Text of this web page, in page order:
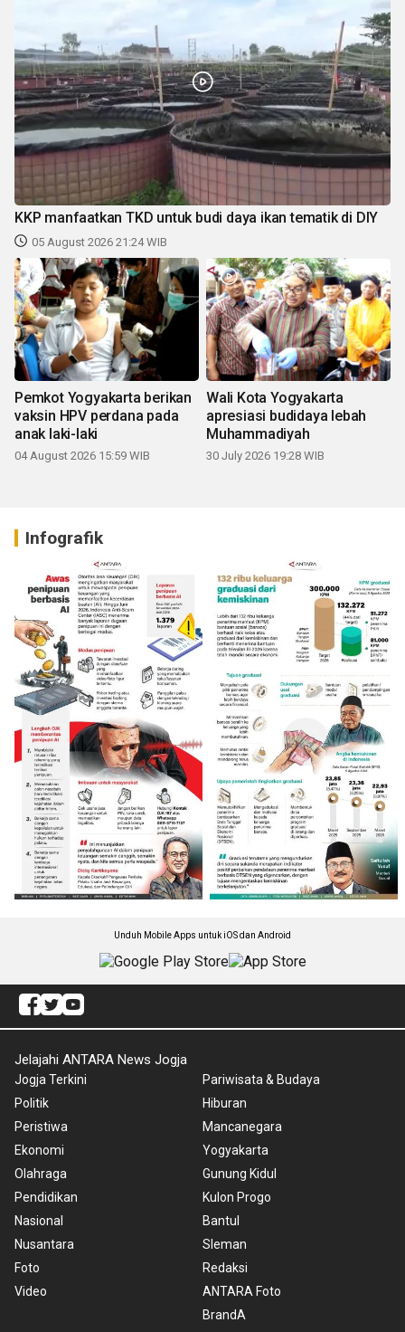
KKP manfaatkan TKD untuk budi daya ikan tematik di DIY
05 August 2026 21:24 WIB
Pemkot Yogyakarta berikan
vaksin HPV perdana pada
anak laki-laki
04 August 2026 15:59 WIB
Wali Kota Yogyakarta
apresiasi budidaya lebah
Muhammadiyah
30 July 2026 19:28 WIB
Infografik
Unduh Mobile Apps untuk iOS dan Android
Jelajahi ANTARA News Jogja
Jogja Terkini
Politik
Peristiwa
Ekonomi
Olahraga
Pendidikan
Nasional
Nusantara
Foto
Video
Pariwisata & Budaya
Hiburan
Mancanegara
Yogyakarta
Gunung Kidul
Kulon Progo
Bantul
Sleman
Redaksi
ANTARA Foto
BrandA